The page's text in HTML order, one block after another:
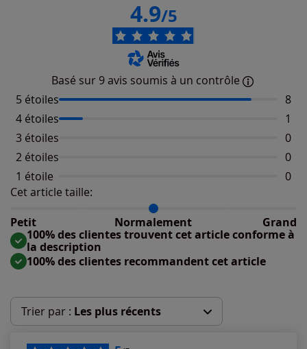
4.9/5
Basé sur 9 avis soumis à un contrôle
5 étoiles
8
4 étoiles
1
3 étoiles
0
2 étoiles
0
1 étoile
0
Cet article taille:
Petit
Normalement Grand
Répartition du taillant selon les avis clients
Taille normalement : 100%
Taille grand : 0%
100% des clientes trouvent cet article conforme à
la description
100% des clientes recommandent cet article
Trier par : Les plus récents
Les plus récents